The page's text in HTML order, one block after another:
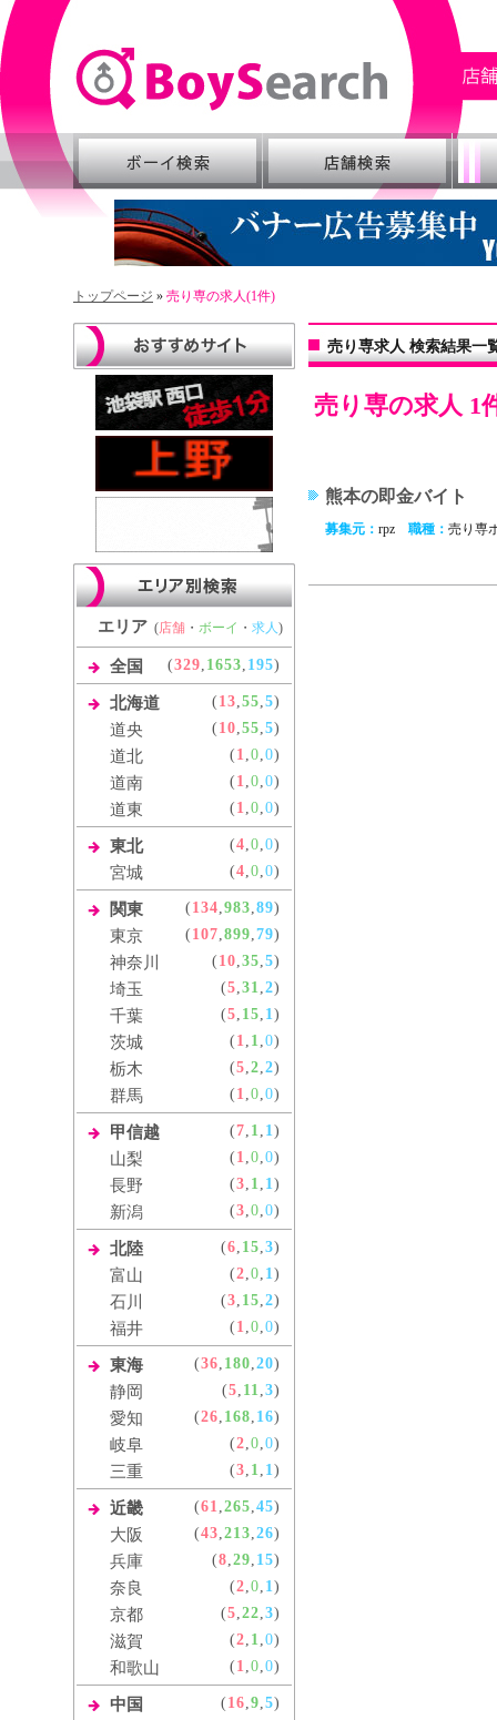
トップページ » 売り専の求人(1件)
エリア (店舗 ・ ボーイ ・ 求人)
全国 (329, 1653, 195)
北海道 ( 13,55,5)
道央 ( 10,55,5)
道北 ( 1,0,0)
道南 ( 1,0,0)
道東 ( 1,0,0)
東北 (4,0,0)
宮城 (4,0,0)
関東 ( 134,983,89)
東京 ( 107,899,79)
神奈川 ( 10,35,5)
埼玉 (5,31,2)
千葉 (5, 15, 1)
茨城 ( 1, 1,0)
栃木 (5,2,2)
群馬 ( 1,0,0)
甲信越 (7, 1, 1)
山梨 ( 1,0,0)
長野 (3, 1, 1)
新潟 (3,0,0)
北陸 (6, 15,3)
富山 (2,0, 1)
石川 (3, 15,2)
福井 ( 1,0,0)
東海 (36, 180,20)
静岡 (5, 11,3)
愛知 (26, 168, 16)
岐阜 (2,0,0)
三重 (3, 1, 1)
近畿 (61,265,45)
大阪 (43,213,26)
兵庫 (8,29, 15)
奈良 (2,0, 1)
京都 (5,22,3)
滋賀 (2, 1,0)
和歌山 ( 1,0,0)
中国 ( 16,9,5)
売り専求人 検索結果一
売り専の求人 1
熊本の即金バイト
募集元： rpz 職種： 売り